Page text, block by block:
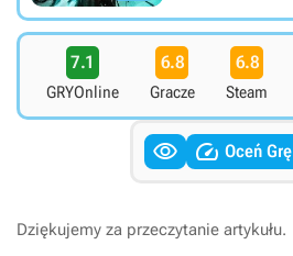
7.1
GRYOnline
6.8
Gracze
6.8
Steam
  Oceń Grę
Dziękujemy za przeczytanie artykułu.